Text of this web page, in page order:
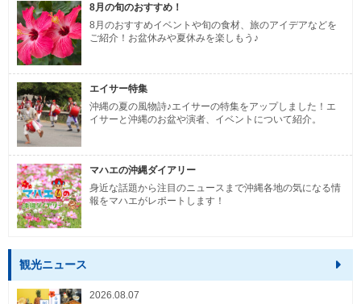
8月の旬のおすすめ！
8月のおすすめイベントや旬の食材、旅のアイデアなどを
ご紹介！お盆休みや夏休みを楽しもう♪
エイサー特集
沖縄の夏の風物詩♪エイサーの特集をアップしました！エ
イサーと沖縄のお盆や演者、イベントについて紹介。
マハエの沖縄ダイアリー
身近な話題から注目のニュースまで沖縄各地の気になる情
報をマハエがレポートします！
観光ニュース
2026.08.07